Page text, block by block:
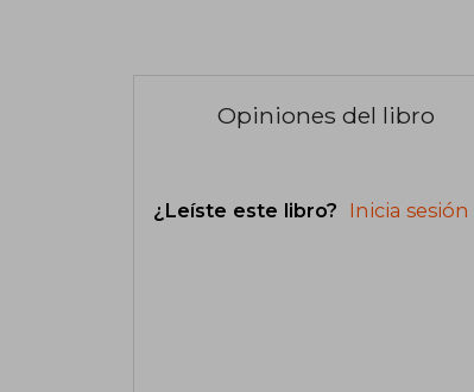
Opiniones del libro
¿Leíste este libro? Inicia sesión